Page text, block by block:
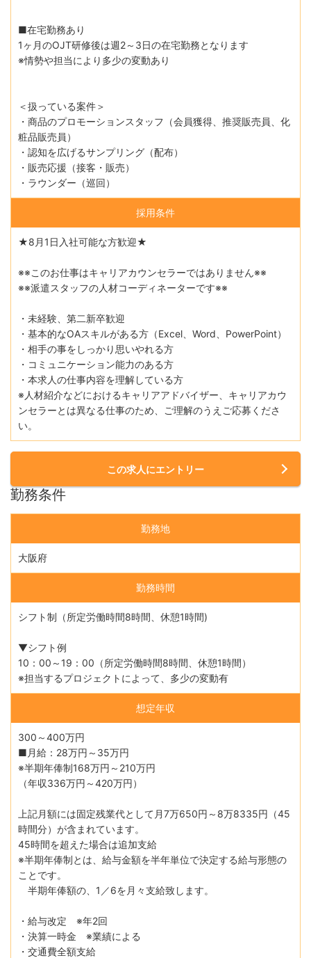
■在宅勤務あり
1ヶ月のOJT研修後は週2～3日の在宅勤務となります
※情勢や担当により多少の変動あり
＜扱っている案件＞
・商品のプロモーションスタッフ（会員獲得、推奨販売員、化
粧品販売員）
・認知を広げるサンプリング（配布）
・販売応援（接客・販売）
・ラウンダー（巡回）
採用条件
★8月1日入社可能な方歓迎★
※※このお仕事はキャリアカウンセラーではありません※※
※※派遣スタッフの人材コーディネーターです※※
・未経験、第二新卒歓迎
・基本的なOAスキルがある方（Excel、Word、PowerPoint）
・相手の事をしっかり思いやれる方
・コミュニケーション能力のある方
・本求人の仕事内容を理解している方
※人材紹介などにおけるキャリアアドバイザー、キャリアカウ
ンセラーとは異なる仕事のため、ご理解のうえご応募くださ
い。
この求人にエントリー
勤務条件
勤務地
大阪府
勤務時間
シフト制（所定労働時間8時間、休憩1時間)
▼シフト例
10：00～19：00（所定労働時間8時間、休憩1時間）
※担当するプロジェクトによって、多少の変動有
想定年収
300～400万円
■月給：28万円～35万円
※半期年俸制168万円～210万円
（年収336万円～420万円）
上記月額には固定残業代として月7万650円～8万8335円（45
時間分）が含まれています。
45時間を超えた場合は追加支給
※半期年俸制とは、給与金額を半年単位で決定する給与形態の
ことです。
半期年俸額の、1／6を月々支給致します。
・給与改定 ※年2回
・決算一時金 ※業績による
・交通費全額支給